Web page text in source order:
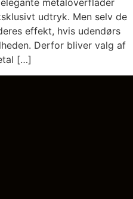
metaloverflader
udtryk. Men selv de
effekt, hvis udendørs
Derfor bliver valg af
[…]